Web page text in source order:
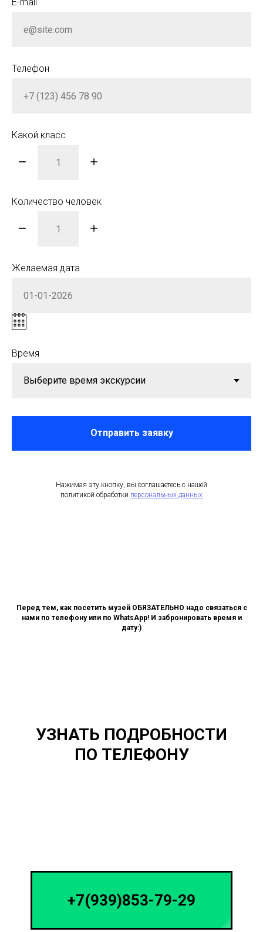
Телефон
Какой класс
Количество человек
Желаемая дата
Время
Отправить заявку
Нажимая эту кнопку, вы соглашаетесь с нашей
политикой обработки персональных данных
Перед тем, как посетить музей ОБЯЗАТЕЛЬНО надо связаться с
нами по телефону или по WhatsApp! И забронировать время и
дату:)
УЗНАТЬ ПОДРОБНОСТИ
ПО ТЕЛЕФОНУ
+7(939)853-79-29